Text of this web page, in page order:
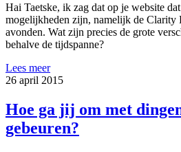
Hai Taetske, ik zag dat op je website
mogelijkheden zijn, namelijk de Clarity
avonden. Wat zijn precies de grote
behalve de tijdspanne?
Lees meer
26 april 2015
Hoe ga jij om met
gebeuren?